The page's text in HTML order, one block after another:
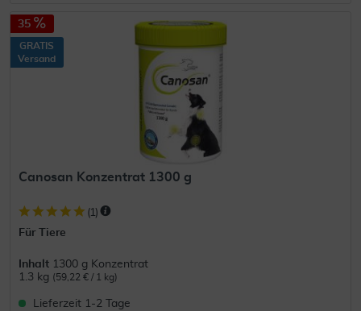
35
GRATIS
Versand
Canosan Konzentrat 1300 g
(1)
Für Tiere
Inhalt 1300 g Konzentrat
1.3 kg (59,22 € / 1 kg)
Lieferzeit 1-2 Tage